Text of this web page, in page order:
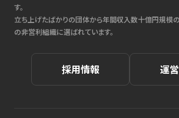
す。
立ち上げたばかりの団体から年間収入数十億円規模
の非営利組織に選ばれています。
採用情報 運